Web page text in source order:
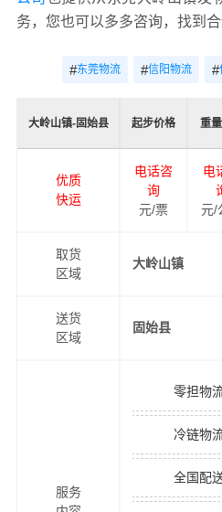
务，您也可以多多咨询，找到
#东莞物流 #信阳物流 #
大岭山镇-固始县 起步价格 重
优质
快运
电话咨
询
元/票
电
元/
取货
区域
大岭山镇
送货
区域
固始县
服务
零担物
冷链物
全国配